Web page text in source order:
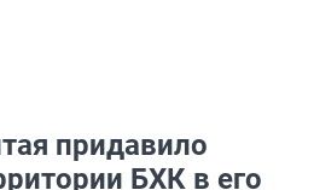
придавило
БХК в его